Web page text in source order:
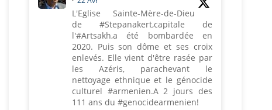
L'Eglise Sainte-Mère-de-Dieu
de #Stepanakert,capitale de
l'#Artsakh,a été bombardée en
2020. Puis son dôme et ses croix
enlevés. Elle vient d'être rasée par
les Azéris, parachevant le
nettoyage ethnique et le génocide
culturel #armenien.A 2 jours des
111 ans du #genocidearmenien!